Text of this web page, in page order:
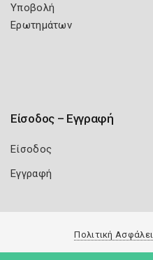
Υποβολή
Ερωτημάτων
Είσοδος – Εγγραφή
Είσοδος
Εγγραφή
Πολιτική
Copyright 2026